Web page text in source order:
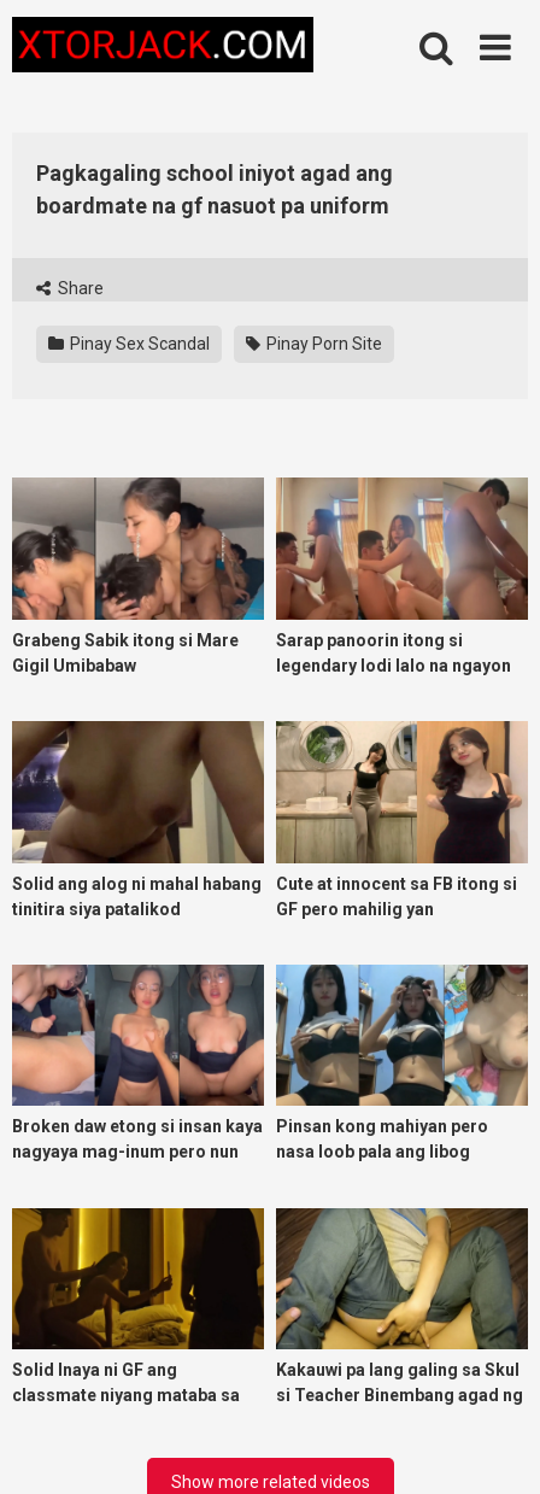
content
Pagkagaling school iniyot agad ang
boardmate na gf nasuot pa uniform
Share
Pinay Sex Scandal Pinay Porn Site
Grabeng Sabik itong si Mare
Gigil Umibabaw
Sarap panoorin itong si
legendary lodi lalo na ngayon
Solid ang alog ni mahal habang
tinitira siya patalikod
Cute at innocent sa FB itong si
GF pero mahilig yan
Broken daw etong si insan kaya
nagyaya mag-inum pero nun
Pinsan kong mahiyan pero
nasa loob pala ang libog
Solid Inaya ni GF ang
classmate niyang mataba sa
Kakauwi pa lang galing sa Skul
si Teacher Binembang agad ng
Show more related videos